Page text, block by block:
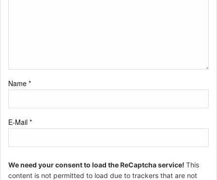
Name *
E-Mail *
We need your consent to load the ReCaptcha service! This
content is not permitted to load due to trackers that are not